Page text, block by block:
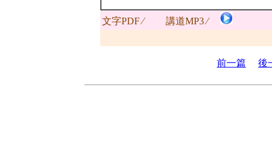
文字PDF ∕ 講道MP3 ∕
前一篇 後